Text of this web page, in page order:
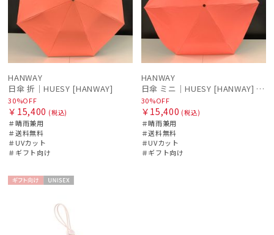
その他
カラー
売上点数順
お気に入り
順
HANWAY
日傘 折｜HUESY [HANWAY]
30%OFF
￥15,400 (税込)
＃晴雨兼用
＃送料無料
＃UVカット
＃ギフト向け
HANWAY
日傘 ミニ｜HUESY [HANWAY] @yucca.mmm様ご紹介アイテム
30%OFF
￥15,400 (税込)
＃晴雨兼用
＃送料無料
＃UVカット
＃ギフト向け